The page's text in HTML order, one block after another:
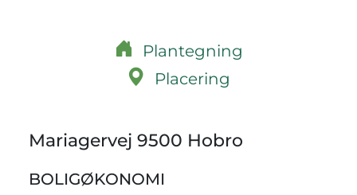
Mariagervej 9500 Hobro
BOLIGØKONOMI
Plantegning
Placering